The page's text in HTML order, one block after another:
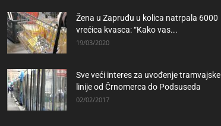
Žena u Zapruđu u kolica natrpala 6000
vrećica kvasca: “Kako vas...
19/03/2020
Sve veći interes za uvođenje tramvajske
linije od Črnomerca do Podsuseda
02/02/2017